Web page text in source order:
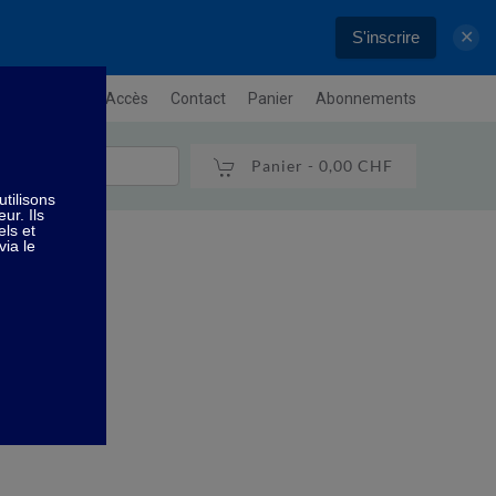
S'inscrire ✕
Plan / Accès Contact Panier Abonnements
Panier - 0,00 CHF